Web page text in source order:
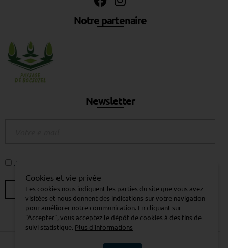
Notre partenaire
Newsletter
J'accepte de recevoir la newsletter Piscine Week-End.
Cookies et vie privée
Les cookies nous indiquent les parties du site que vous avez
visitées et nous donnent des indications sur votre navigation
pour améliorer notre communication. En cliquant sur
"Accepter", vous acceptez le dépôt de cookies à des fins de
suivi statistique. Plus d'informations